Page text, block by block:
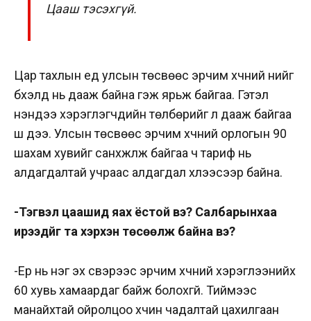
Цааш тэсэхгүй.
Цар тахлын үед улсын төсвөөс эрчим хүчний үнийг
бүхэлд нь дааж байна гэж ярьж байгаа. Гэтэл
үнэндээ хэрэглэгчдийн төлбөрийг л дааж байгаа
шүү дээ. Улсын төсвөөс эрчим хүчний орлогын 90
шахам хувийг санхүүжүүлж байгаа ч тариф нь
алдагдалтай учраас алдагдал хүлээсээр байна.
-Тэгвэл цаашид яах ёстой вэ? Салбарынхаа
ирээдүйг та хэрхэн төсөөлж байна вэ?
-Ер нь нэг эх үүсвэрээс эрчим хүчний хэрэглээнийх
60 хувь хамаардаг байж болохгүй. Тиймээс
манайхтай ойролцоо хүчин чадалтай цахилгаан